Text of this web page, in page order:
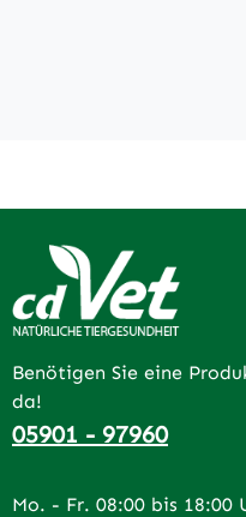
Benötigen Sie eine
da!
05901 - 97960
Mo. - Fr. 08:00 bis 18:00